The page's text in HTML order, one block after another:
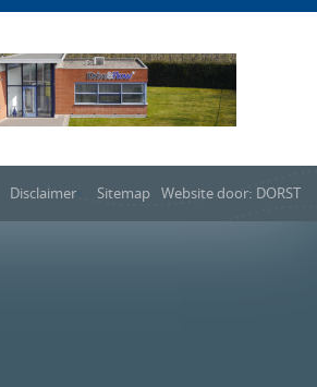
Website door: DORST
Sitemap
Disclaimer